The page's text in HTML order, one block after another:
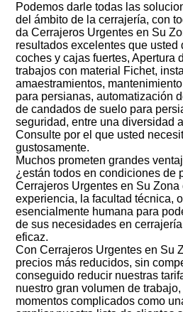
Podemos darle todas las
del ámbito de la cerrajería, con
da Cerrajeros Urgentes en Su
resultados excelentes que usted
coches y cajas fuertes, Apertura
trabajos con material Fichet,
amaestramientos,
para persianas, automatización
de candados de suelo para
seguridad, entre una diversidad
Consulte por el que usted
gustosamente.
Muchos prometen grandes
¿están todos en condiciones de
Cerrajeros Urgentes en Su Zona
experiencia, la facultad técnica,
esencialmente humana para
de sus necesidades en
eficaz.
Con Cerrajeros Urgentes en Su
precios más reducidos, sin
conseguido reducir nuestras
nuestro gran volumen de
momentos complicados como